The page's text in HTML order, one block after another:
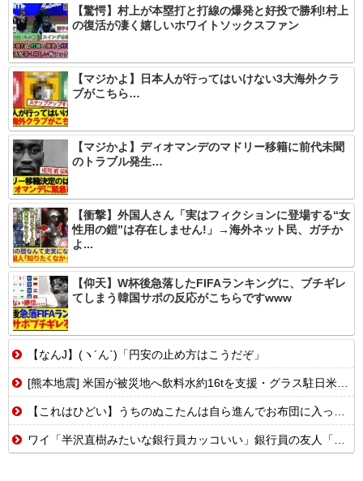
【驚愕】村上が本塁打と打線の爆発と好投で勝利!村上
の復活が凄く嬉しいホワイトソックスファン
【マジかよ】日本人が行ってはいけない3大海外クラ
ブがこちら…
【マジかよ】ディオマンデのマドリー移籍に前代未聞
のトラブル発生…
【衝撃】外国人さん「実はフィクションに登場する“女
性用の鎧”は存在しません!」→海外ネット民、ガチか
よ...
【仰天】W杯後急落したFIFAランキングに、ブチギレ
てしまう韓国サポの反応がこちらですwww
【なんJ】(ヽ´ん`)「円安の止め方はこうだぞ」
[熊本地震] 米国が被災地へ飲料水約16tを支援・グラス駐日米大使が県知事を訪問！
【これはひどい】うちのぬこたんは自ら進んでお布団に入ってくるぞ。そんなぬこたんと自分は添い寝なんて当たり前。朝まで腕枕コースだせ！【再】
ワイ「半沢直樹みたいな銀行員カッコいい」銀行員の友人「あんな奴居ねえよ」